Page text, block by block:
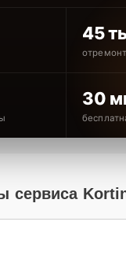
45
30
сервиса